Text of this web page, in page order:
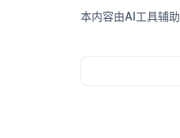
本内容由AI工具辅